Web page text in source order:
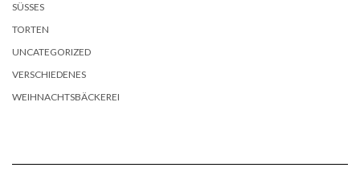
SÜSSES
TORTEN
UNCATEGORIZED
VERSCHIEDENES
WEIHNACHTSBÄCKEREI